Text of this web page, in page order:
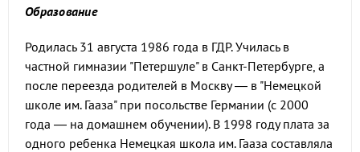
Образование
Родилась 31 августа 1986 года в ГДР. Училась в
частной гимназии "Петершуле" в Санкт-Петербурге, а
после переезда родителей в Москву — в "Немецкой
школе им. Гааза" при посольстве Германии (с 2000
года — на домашнем обучении). В 1998 году плата за
одного ребенка Немецкая школа им. Гааза составляла